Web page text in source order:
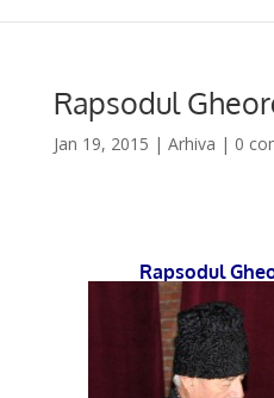
Rapsodul
Jan 19, 2015 | Arhiva | 0
Rapsodul